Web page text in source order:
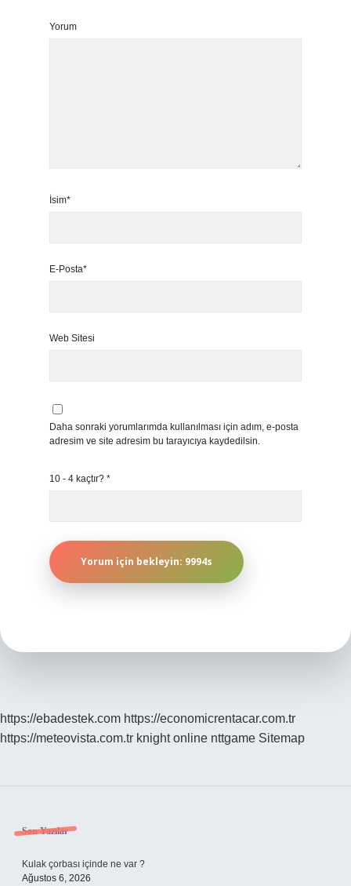
Yorum
İsim*
E-Posta*
Web Sitesi
Daha sonraki yorumlarımda kullanılması için adım, e-posta
adresim ve site adresim bu tarayıcıya kaydedilsin.
10 - 4 kaçtır? *
https://ebadestek.com https://economicrentacar.com.tr
https://meteovista.com.tr knight online nttgame Sitemap
Sidebar
Son Yazılar
Kulak çorbası içinde ne var ?
Ağustos 6, 2026